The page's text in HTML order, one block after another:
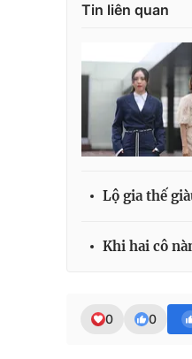
Tin liên quan
Lộ gia thế
Khi hai cô
0 0